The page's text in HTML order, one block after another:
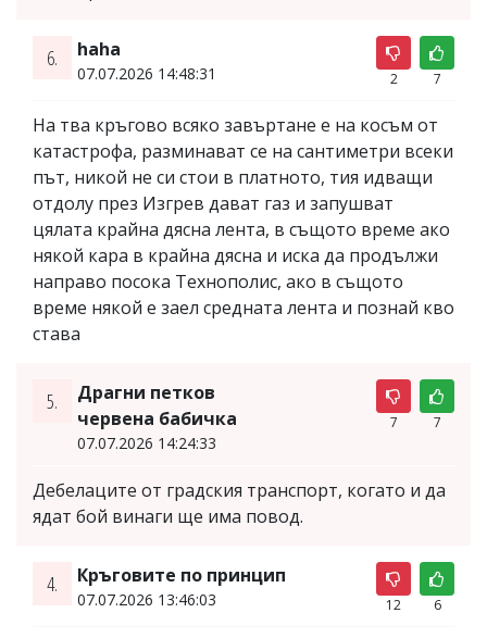
6. haha
07.07.2026 14:48:31 2 7
На тва кръгово всяко завъртане е на косъм от
катастрофа, разминават се на сантиметри всеки
път, никой не си стои в платното, тия идващи
отдолу през Изгрев дават газ и запушват
цялата крайна дясна лента, в същото време ако
някой кара в крайна дясна и иска да продължи
направо посока Технополис, ако в същото
време някой е заел средната лента и познай кво
става
5.
Драгни петков
червена бабичка
07.07.2026 14:24:33
7 7
Дебелаците от градския транспорт, когато и да
ядат бой винаги ще има повод.
4. Кръговите по принцип
07.07.2026 13:46:03 12 6